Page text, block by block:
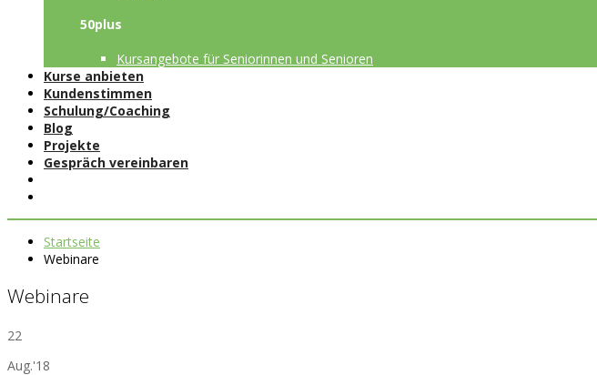
50plus
Kursangebote für Seniorinnen und Senioren
Kurse anbieten
Kundenstimmen
Schulung/Coaching
Blog
Projekte
Gespräch vereinbaren
Startseite
Webinare
Webinare
22
Aug.'18